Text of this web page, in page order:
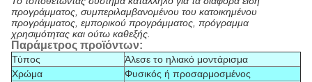
προγράμματος, συμπεριλαμβανομένου του κατοικημένου
προγράμματος, εμπορικού προγράμματος, πρόγραμμα
χρησιμότητας και ούτω καθεξής.
Παράμετρος προϊόντων:
Τύπος
Άλεσε το ηλιακό μοντάρισμα
Χρώμα
Φυσικός ή προσαρμοσμένος